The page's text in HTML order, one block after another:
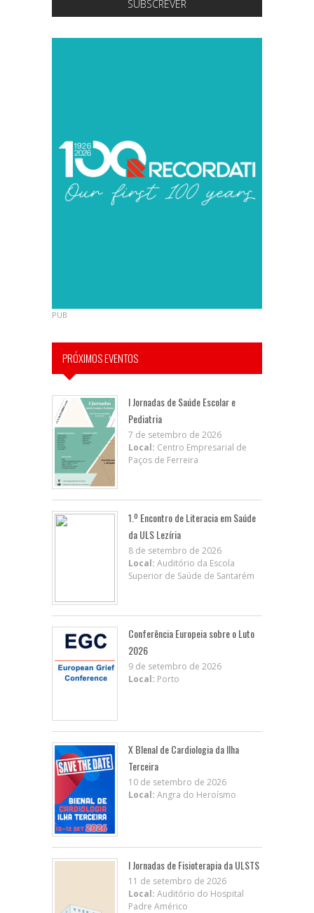
SUBSCREVER
PUB
PRÓXIMOS EVENTOS
I Jornadas de Saúde Escolar e
Pediatria
7 de setembro de 2026
Local: Centro Empresarial de
Paços de Ferreira
1.º Encontro de Literacia em Saúde
da ULS Lezíria
8 de setembro de 2026
Local: Auditório da Escola
Superior de Saúde de Santarém
Conferência Europeia sobre o Luto
2026
9 de setembro de 2026
Local: Porto
X BIenal de Cardiologia da Ilha
Terceira
10 de setembro de 2026
Local: Angra do Heroísmo
I Jornadas de Fisioterapia da ULSTS
11 de setembro de 2026
Local: Auditório do Hospital
Padre Américo